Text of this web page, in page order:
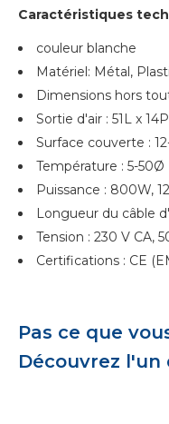
Caractéristiques
couleur blanche
Matériel: Métal,
Dimensions hors
Sortie d'air : 51L x
Surface couverte :
Température : 5-50Ø
Puissance : 800W,
Longueur du câble
Tension : 230 V CA,
Certifications : CE
Pas ce que
Découvrez l'un